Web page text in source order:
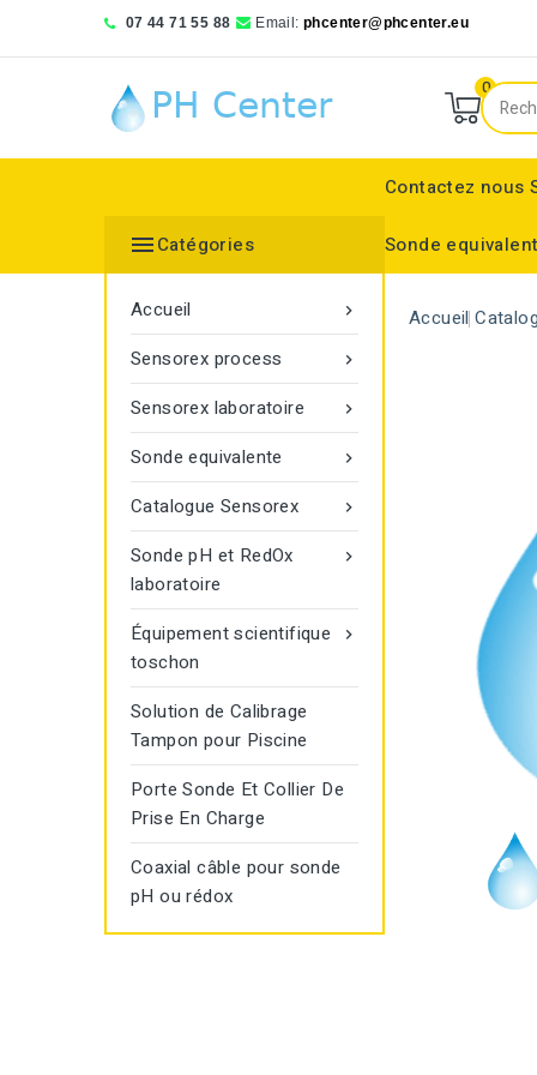
07 44 71 55 88 Email: phcenter@phcenter.eu
0
Contactez nous
Sonde
Catégories

Accueil

Sensorex process

Sensorex laboratoire

Sonde equivalente

Catalogue Sensorex

Sonde pH et RedOx
laboratoire

Équipement scientifique
toschon
Solution de Calibrage
Tampon pour Piscine
Porte Sonde Et Collier De
Prise En Charge
Coaxial câble pour sonde
pH ou rédox
Accueil